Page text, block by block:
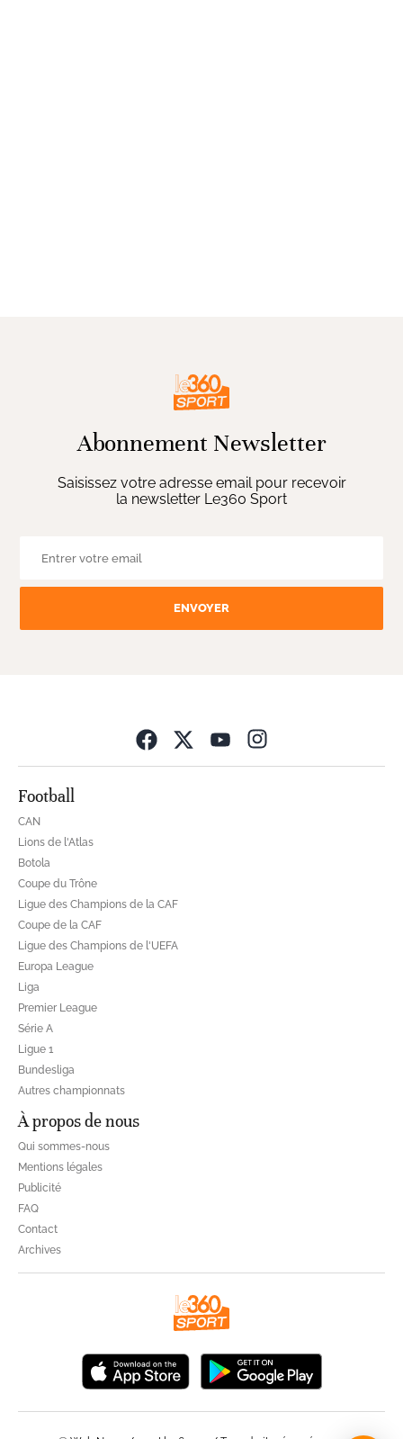
Abonnement Newsletter
Saisissez votre adresse email pour recevoir
la newsletter Le360 Sport
ENVOYER
Football
CAN
Lions de l'Atlas
Botola
Coupe du Trône
Ligue des Champions de la CAF
Coupe de la CAF
Ligue des Champions de l'UEFA
Europa League
Liga
Premier League
Série A
Ligue 1
Bundesliga
Autres championnats
À propos de nous
Qui sommes-nous
Mentions légales
Publicité
FAQ
Contact
Archives